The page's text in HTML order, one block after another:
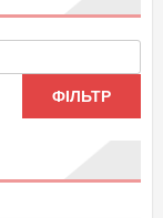
ФІЛЬТР